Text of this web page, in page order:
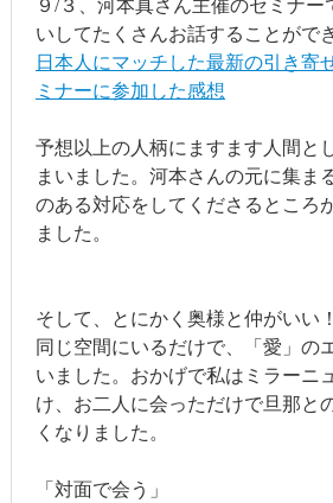
９/３、河本真さん主催のセミナー
いしてたくさんお話することがで
日本人にマッチした最新の引き寄
ミナーに参加した感想
予想以上の人柄にますます人間と
まいました。河本さんの元に集ま
のある対応をしてくださるところ
ました。
そして、とにかく奥様と仲がいい
同じ空間にいるだけで、「愛」の
いました。おかげで私はミラーニ
け、お二人に会っただけで旦那と
くなりました。
「対面で会う」